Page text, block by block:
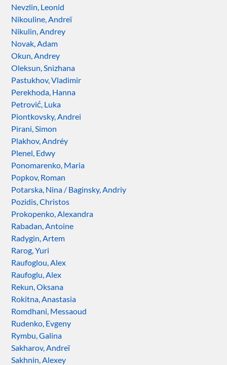
Nevzlin, Leonid
Nikouline, Andreï
Nikulin, Andrey
Novak, Adam
Okun, Andrey
Oleksun, Snizhana
Pastukhov, Vladimir
Perekhoda, Hanna
Petrović, Luka
Piontkovsky, Andrei
Pirani, Simon
Plakhov, Andréy
Plenel, Edwy
Ponomarenko, Maria
Popkov, Roman
Potarska, Nina / Baginsky, Andriy
Pozidis, Christos
Prokopenko, Alexandra
Rabadan, Antoine
Radygin, Artem
Rarog, Yuri
Raufoglou, Alex
Raufoglu, Alex
Rekun, Oksana
Rokitna, Anastasia
Romdhani, Messaoud
Rudenko, Evgeny
Rymbu, Galina
Sakharov, Andreï
Sakhnin, Alexey